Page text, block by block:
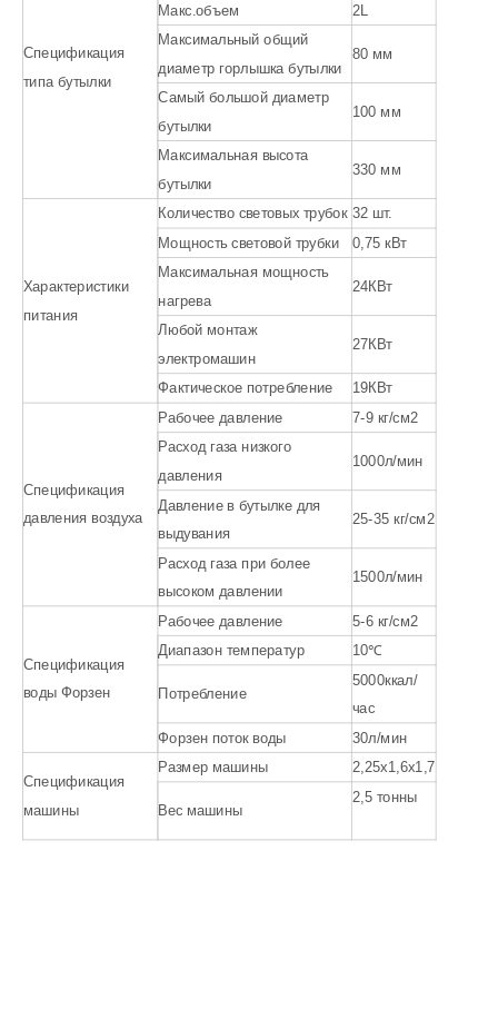
Спецификация
типа бутылки
Макс.объем 2L
Максимальный общий
диаметр горлышка бутылки
80 мм
Самый большой диаметр
бутылки
100 мм
Максимальная высота
бутылки
330 мм
Характеристики
питания
Количество световых трубок 32 шт.
Мощность световой трубки
0,75 кВт
Максимальная мощность
нагрева
24КВт
Любой монтаж
электромашин
27КВт
Фактическое потребление 19КВт
Спецификация
давления воздуха
Рабочее давление
7-9 кг/см2
Расход газа низкого
давления
1000л/мин
Давление в бутылке для
выдувания
25-35 кг/см2
Расход газа при более
высоком давлении
1500л/мин
Спецификация
воды Форзен
Рабочее давление
5-6 кг/см2
Диапазон температур
10℃
Потребление
5000ккал/
час
Форзен поток воды
30л/мин
Спецификация
машины
Размер машины 2,25x1,6x1,7
Вес машины
2,5 тонны